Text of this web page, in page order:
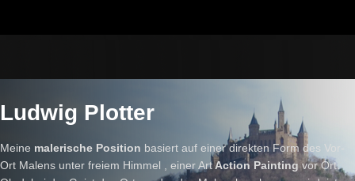
Ludwig Plotter
Meine malerische Position basiert auf einer direkten Form des Vor-
Ort Malens unter freiem Himmel , einer ArtAction Painting vor Ort.